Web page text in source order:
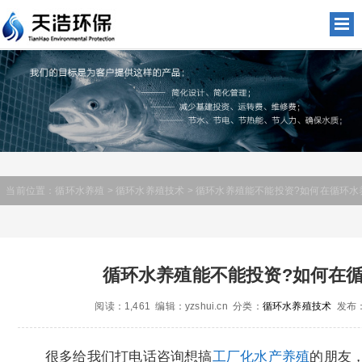
当前位置： 循环水养殖 > 循环水养殖技术 > 循环水养殖能不能投资?如何在循环水
循环水养殖能不能投资?如何在
阅读：1,461 编辑：yzshui.cn 分类： 循环水养殖技术 发布
很多给我们打电话咨询想搞工厂化水产养殖的朋友